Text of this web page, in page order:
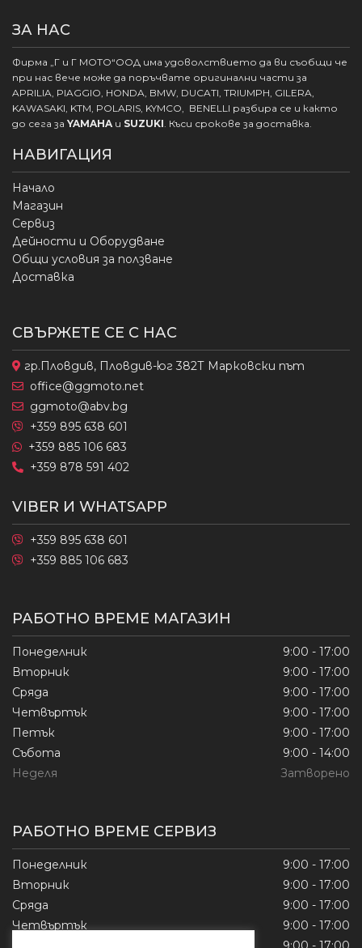
ЗА НАС
Фирма „Г и Г МОТО“ООД има удоволствието да ви съобщи че
при нас вече може да поръчвате оригинални части за
APRILIA, PIAGGIO, HONDA, BMW, DUCATI, TRIUMPH, GILERA,
KAWASAKI, KTM, POLARIS, KYMCO, BENELLI разбира се и както
до сега за YAMAHA и SUZUKI. Къси срокове за доставка.
НАВИГАЦИЯ
Начало
Магазин
Сервиз
Дейности и Оборудване
Общи условия за ползване
Доставка
СВЪРЖЕТЕ СЕ С НАС
гр.Пловдив, Пловдив-юг 382Т Марковски път
office@ggmoto.net
ggmoto@abv.bg
+359 895 638 601
+359 885 106 683
+359 878 591 402
VIBER И WHATSAPP
+359 895 638 601
+359 885 106 683
РАБОТНО ВРЕМЕ МАГАЗИН
Понеделник
9:00 - 17:00
Вторник
9:00 - 17:00
Сряда
9:00 - 17:00
Четвъртък
9:00 - 17:00
Петък
9:00 - 17:00
Събота
9:00 - 14:00
Неделя
Затворено
РАБОТНО ВРЕМЕ СЕРВИЗ
Понеделник
9:00 - 17:00
Вторник
9:00 - 17:00
Сряда
9:00 - 17:00
Четвъртък
9:00 - 17:00